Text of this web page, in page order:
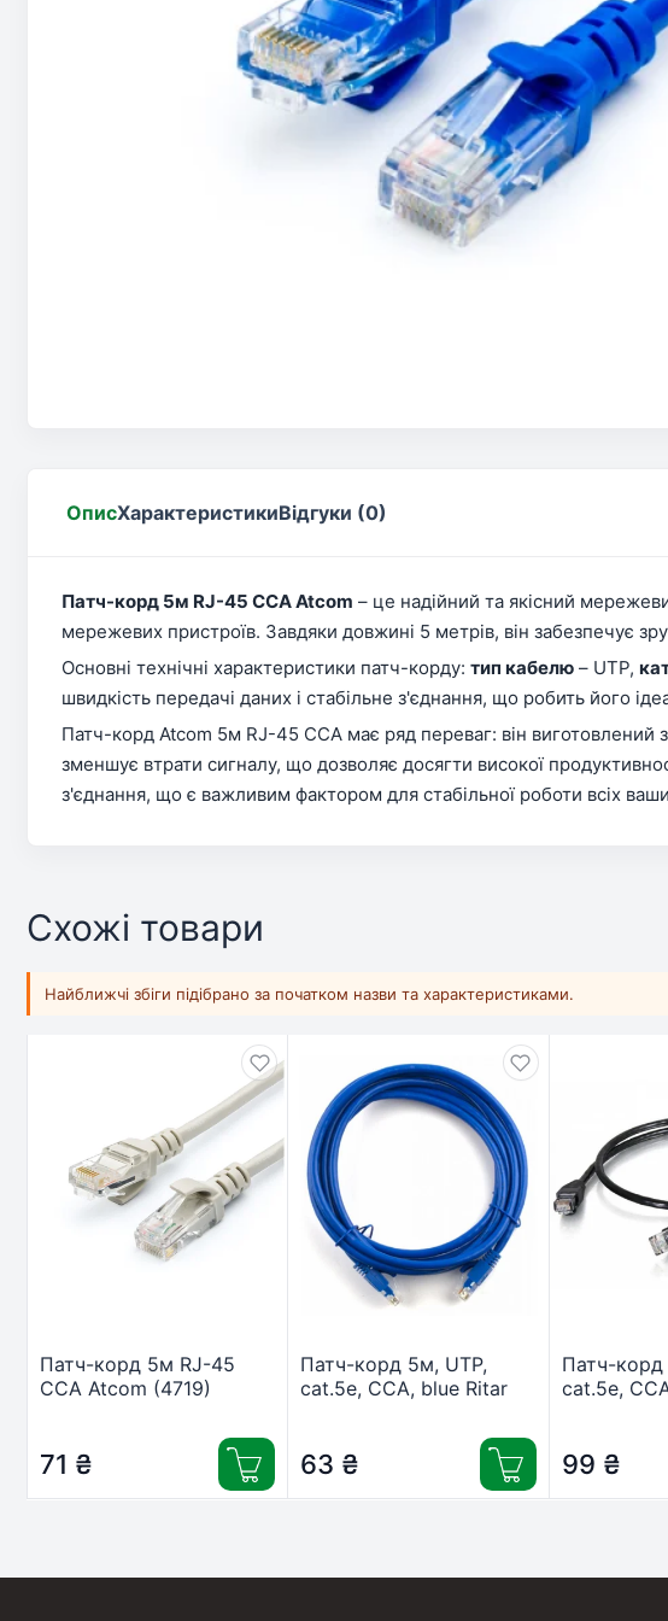
ОписХарактеристикиВідгуки (0)
Патч-корд 5м RJ-45 CCA Atcom – це надійний та якісний
мережевих пристроїв. Завдяки довжині 5 метрів, він забезпечує
Основні технічні характеристики патч-корду: тип кабелю – UTP,
швидкість передачі даних і стабільне з'єднання, що робить його
Патч-корд Atcom 5м RJ-45 CCA має ряд переваг: він виготовлений
зменшує втрати сигналу, що дозволяє досягти високої
з'єднання, що є важливим фактором для стабільної роботи всіх
Схожі товари
Найближчі збіги підібрано за початком назви та характеристиками.
Патч-корд 5м RJ-45
CCA Atcom (4719)
71 ₴
Патч-корд 5м, UTP,
cat.5e, CCA, blue Ritar
63 ₴
Патч-корд
cat.5e,
99 ₴